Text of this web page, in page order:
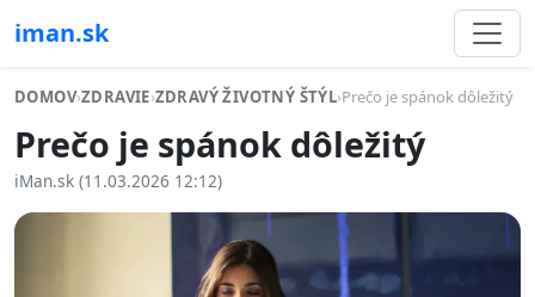
iman.sk
DOMOV›ZDRAVIE›ZDRAVÝ ŽIVOTNÝ ŠTÝL›Prečo je spánok dôležitý
Prečo je spánok dôležitý
iMan.sk (11.03.2026 12:12)